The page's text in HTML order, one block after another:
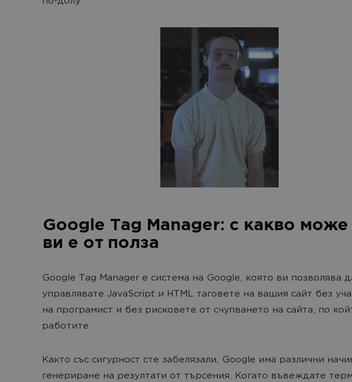
Google Tag Manager: с какво може
ви е от полза
Google Tag Manager е система на Google, която ви позволява
управлявате JavaScript и HTML таговете на вашия сайт без
на програмист и без рисковете от счупването на сайта, по
работите.
Както със сигурност сте забелязали, Google има различни
генериране на резултати от търсения. Когато въвеждате